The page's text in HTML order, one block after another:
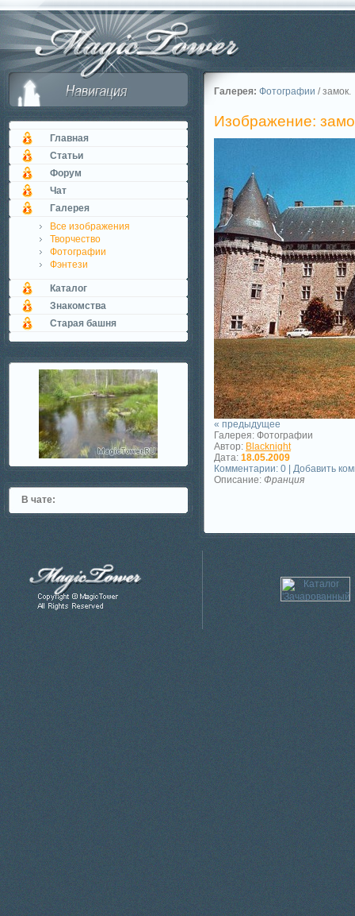
Главная
Статьи
Форум
Чат
Галерея
Все изображения
Творчество
Фотографии
Фэнтези
Каталог
Знакомства
Старая башня
В чате:
Галерея: Фотографии / замок.
Изображение:
« предыдущее
Галерея: Фотографии
Автор: Blacknight
Дата: 18.05.2009
Комментарии: 0 | Добавить
Описание: Франция